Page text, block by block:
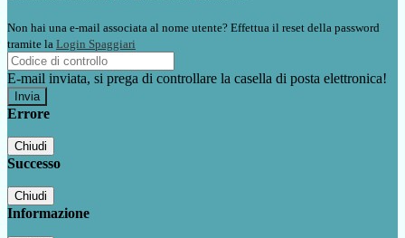
Non hai una e-mail associata al nome utente? Effettua il reset della password
tramite la Login Spaggiari
E-mail inviata, si prega di controllare la casella di posta elettronica!
Errore
Chiudi
Successo
Chiudi
Informazione